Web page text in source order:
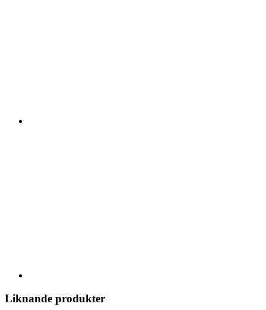
Liknande produkter